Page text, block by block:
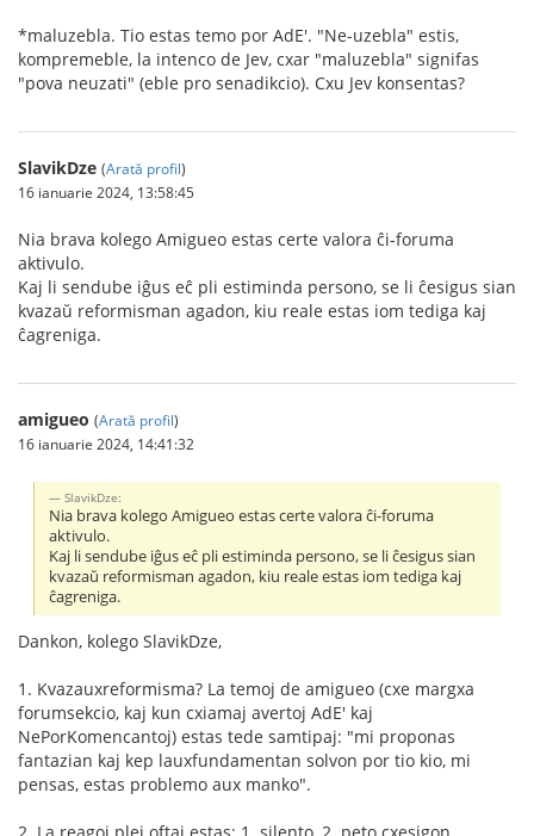
*maluzebla. Tio estas temo por AdE'. "Ne-uzebla" estis,
kompremeble, la intenco de Jev, cxar "maluzebla" signifas
"pova neuzati" (eble pro senadikcio). Cxu Jev konsentas?
SlavikDze (Arată profil)
16 ianuarie 2024, 13:58:45
Nia brava kolego Amigueo estas certe valora ĉi-foruma
aktivulo.
Kaj li sendube iĝus eĉ pli estiminda persono, se li ĉesigus sian
kvazaŭ reformisman agadon, kiu reale estas iom tediga kaj
ĉagreniga.
amigueo (Arată profil)
16 ianuarie 2024, 14:41:32
SlavikDze:
Nia brava kolego Amigueo estas certe valora ĉi-foruma
aktivulo.
Kaj li sendube iĝus eĉ pli estiminda persono, se li ĉesigus sian
kvazaŭ reformisman agadon, kiu reale estas iom tediga kaj
ĉagreniga.
Dankon, kolego SlavikDze,
1. Kvazauxreformisma? La temoj de amigueo (cxe margxa
forumsekcio, kaj kun cxiamaj avertoj AdE' kaj
NePorKomencantoj) estas tede samtipaj: "mi proponas
fantazian kaj kep lauxfundamentan solvon por tio kio, mi
pensas, estas problemo aux manko".